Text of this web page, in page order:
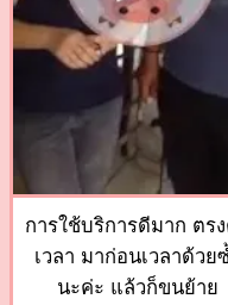
การใช้บริการดีมาก ตร
เวลา มาก่อนเวลาด้วย
นะค่ะ แล้วก็ขนย้าย